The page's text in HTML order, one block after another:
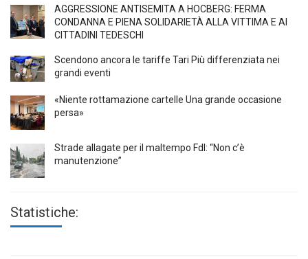
AGGRESSIONE ANTISEMITA A HÖCBERG: FERMA
CONDANNA E PIENA SOLIDARIETÀ ALLA VITTIMA E AI
CITTADINI TEDESCHI
Scendono ancora le tariffe Tari Più differenziata nei
grandi eventi
«Niente rottamazione cartelle Una grande occasione
persa»
Strade allagate per il maltempo FdI: “Non c’è
manutenzione”
Statistiche: